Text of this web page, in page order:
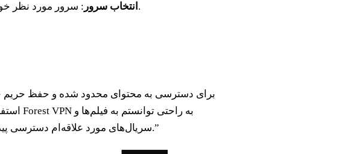
انتخاب سرور : سرور مورد نظر خود را از لیست انتخاب و به آن متصل شوید.
سریال‌های مورد علاقه‌ام دسترسی پیدا کنم بدون اینکه نگران امنیت اطلاعاتم باشم.”